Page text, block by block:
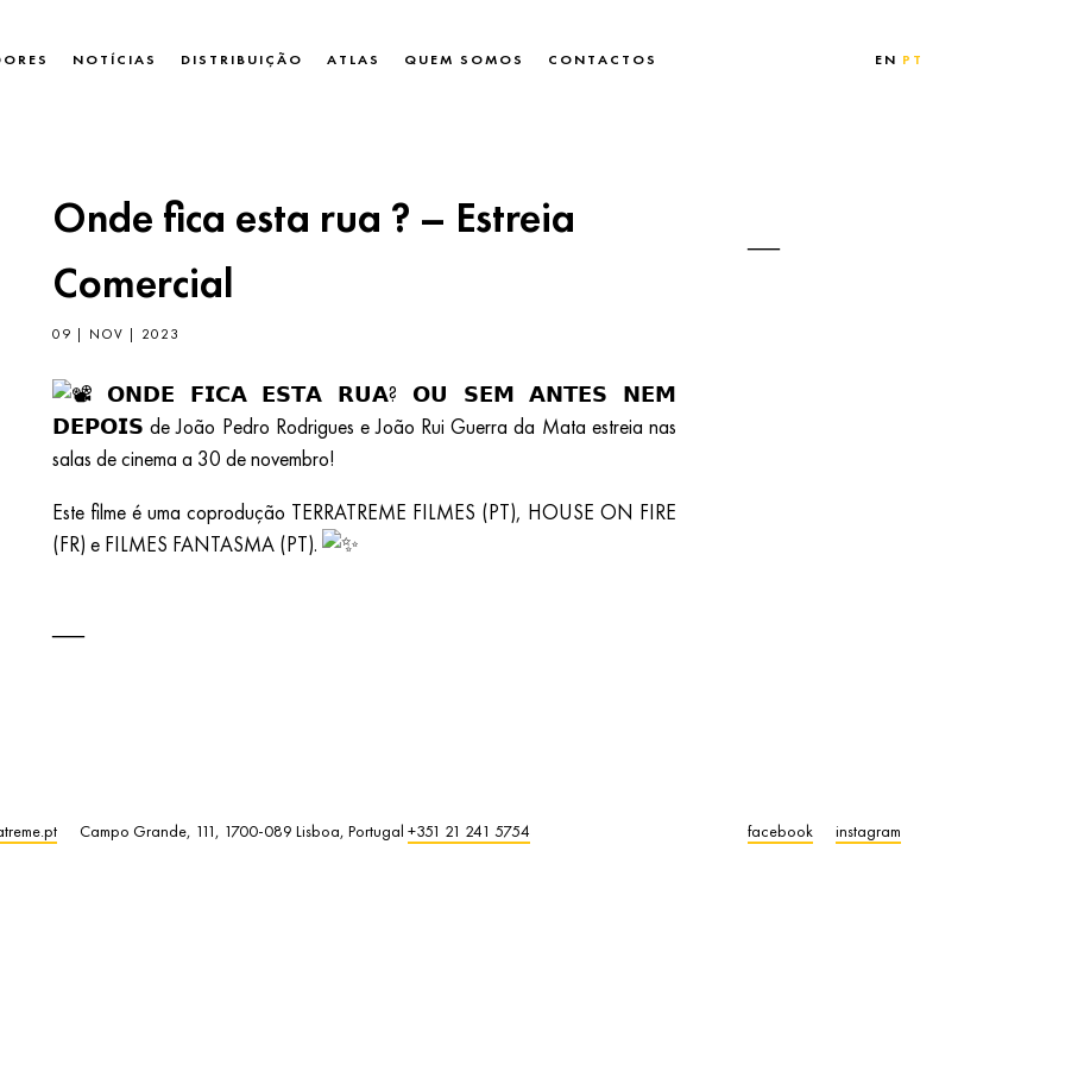
NOTÍCIAS DISTRIBUIÇÃO ATLAS QUEM SOMOS CONTACTOS EN PT
Onde fica esta rua ? – Estreia
Comercial
09 | NOV | 2023
𝗢𝗡𝗗𝗘 𝗙𝗜𝗖𝗔 𝗘𝗦𝗧𝗔 𝗥𝗨𝗔? 𝗢𝗨 𝗦𝗘𝗠 𝗔𝗡𝗧𝗘𝗦 𝗡𝗘𝗠
𝗗𝗘𝗣𝗢𝗜𝗦 de João Pedro Rodrigues e João Rui Guerra da Mata estreia nas
salas de cinema a 30 de novembro!
Este filme é uma coprodução TERRATREME FILMES (PT), HOUSE ON FIRE
(FR) e FILMES FANTASMA (PT).
Campo Grande, 111, 1700-089 Lisboa, Portugal +351 21 241 5754 facebook instagram